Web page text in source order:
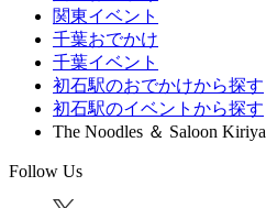
関東イベント
千葉おでかけ
千葉イベント
初石駅のおでかけから探す
初石駅のイベントから探す
The Noodles ＆ Saloon Kiriya
Follow Us